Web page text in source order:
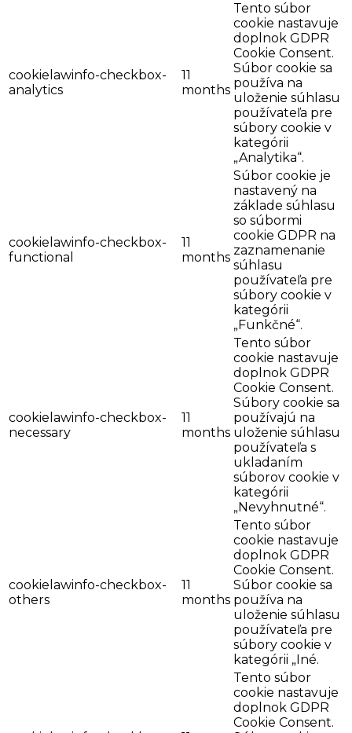
cookielawinfo-checkbox-
analytics
11
months
Tento súbor
cookie nastavuje
doplnok GDPR
Cookie Consent.
Súbor cookie sa
používa na
uloženie súhlasu
používateľa pre
súbory cookie v
kategórii
„Analytika“.
cookielawinfo-checkbox-
functional
11
months
Súbor cookie je
nastavený na
základe súhlasu
so súbormi
cookie GDPR na
zaznamenanie
súhlasu
používateľa pre
súbory cookie v
kategórii
„Funkčné“.
cookielawinfo-checkbox-
necessary
11
months
Tento súbor
cookie nastavuje
doplnok GDPR
Cookie Consent.
Súbory cookie sa
používajú na
uloženie súhlasu
používateľa s
ukladaním
súborov cookie v
kategórii
„Nevyhnutné“.
cookielawinfo-checkbox-
others
11
months
Tento súbor
cookie nastavuje
doplnok GDPR
Cookie Consent.
Súbor cookie sa
používa na
uloženie súhlasu
používateľa pre
súbory cookie v
kategórii „Iné.
Tento súbor
cookie nastavuje
doplnok GDPR
Cookie Consent.